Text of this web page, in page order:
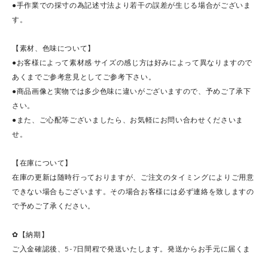
●手作業での採寸の為記述寸法より若干の誤差が生じる場合がございま
す。
【素材、色味について】
●お客様によって素材感·サイズの感じ方は好みによって異なりますので
あくまでご参考意見としてご参考下さい。
●商品画像と実物では多少色味に違いがございますので、予めご了承下
さい。
●また、ご心配等ございましたら、お気軽にお問い合わせくださいま
せ。
【在庫について】
在庫の更新は随時行っておりますが、ご注文のタイミングによりご用意
できない場合もございます。その場合お客様には必ず連絡を致しますの
で予めご了承ください。
✿【納期】
ご入金確認後、5-7日間程で発送いたします。発送からお手元に届くま